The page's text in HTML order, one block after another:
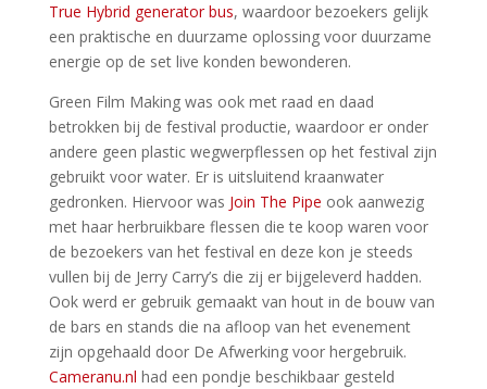
True Hybrid generator bus, waardoor bezoekers gelijk
een praktische en duurzame oplossing voor duurzame
energie op de set live konden bewonderen.
Green Film Making was ook met raad en daad
betrokken bij de festival productie, waardoor er onder
andere geen plastic wegwerpflessen op het festival zijn
gebruikt voor water. Er is uitsluitend kraanwater
gedronken. Hiervoor was Join The Pipe ook aanwezig
met haar herbruikbare flessen die te koop waren voor
de bezoekers van het festival en deze kon je steeds
vullen bij de Jerry Carry’s die zij er bijgeleverd hadden.
Ook werd er gebruik gemaakt van hout in de bouw van
de bars en stands die na afloop van het evenement
zijn opgehaald door De Afwerking voor hergebruik.
Cameranu.nl had een pondje beschikbaar gesteld